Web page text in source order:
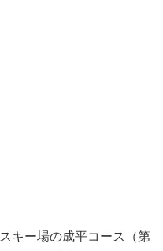
キー場の成平コース（第